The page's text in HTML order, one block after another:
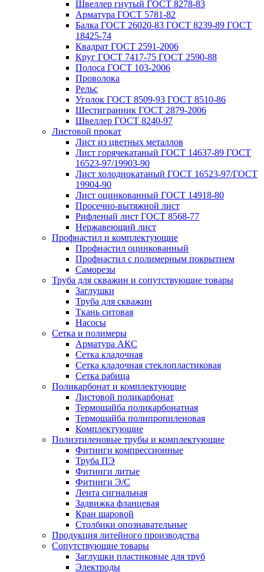
Швеллер гнутый ГОСТ 8278-83
Арматура ГОСТ 5781-82
Балка ГОСТ 26020-83 ГОСТ 8239-89 ГОСТ
18425-74
Квадрат ГОСТ 2591-2006
Круг ГОСТ 7417-75 ГОСТ 2590-88
Полоса ГОСТ 103-2006
Проволока
Рельс
Уголок ГОСТ 8509-93 ГОСТ 8510-86
Шестигранник ГОСТ 2879-2006
Швеллер ГОСТ 8240-97
Листовой прокат
Лист из цветных металлов
Лист горячекатаный ГОСТ 14637-89 ГОСТ
16523-97/19903-90
Лист холоднокатаный ГОСТ 16523-97/ГОСТ
19904-90
Лист оцинкованный ГОСТ 14918-80
Просечно-вытяжной лист
Рифленый лист ГОСТ 8568-77
Нержавеющий лист
Профнастил и комплектующие
Профнастил оцинкованный
Профнастил с полимерным покрытием
Саморезы
Труба для скважин и сопутствующие товары
Заглушки
Труба для скважин
Ткань ситовая
Насосы
Сетка и полимеры
Арматура АКС
Сетка кладочная
Сетка кладочная стеклопластиковая
Сетка рабица
Поликарбонат и комплектующие
Листовой поликарбонат
Термошайба поликарбонатная
Термошайба полипропиленовая
Комплектующие
Полиэтиленовые трубы и комплектующие
Фитинги компрессионные
Труба ПЭ
Фитинги литые
Фитинги Э/С
Лента сигнальная
Задвижка фланцевая
Кран шаровой
Столбики опознавательные
Продукция литейного производства
Сопутствующие товары
Заглушки пластиковые для труб
Электроды